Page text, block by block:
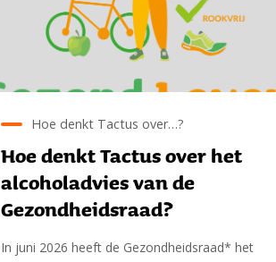
Hoe denkt Tactus over…?
Hoe denkt Tactus over het
alcoholadvies van de
Gezondheidsraad?
In juni 2026 heeft de Gezondheidsraad* het